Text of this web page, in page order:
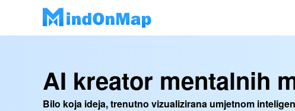
AI kreator mentalnih
Bilo koja ideja, trenutno vizualizirana umjetnom